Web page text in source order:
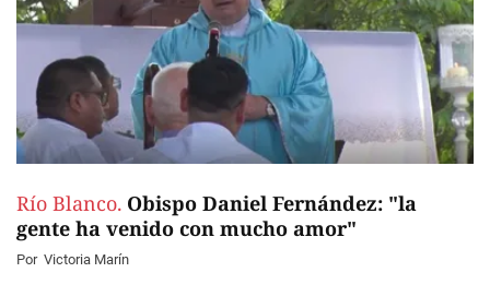
Río Blanco. Obispo Daniel Fernández: "la
gente ha venido con mucho amor"
Por Victoria Marín